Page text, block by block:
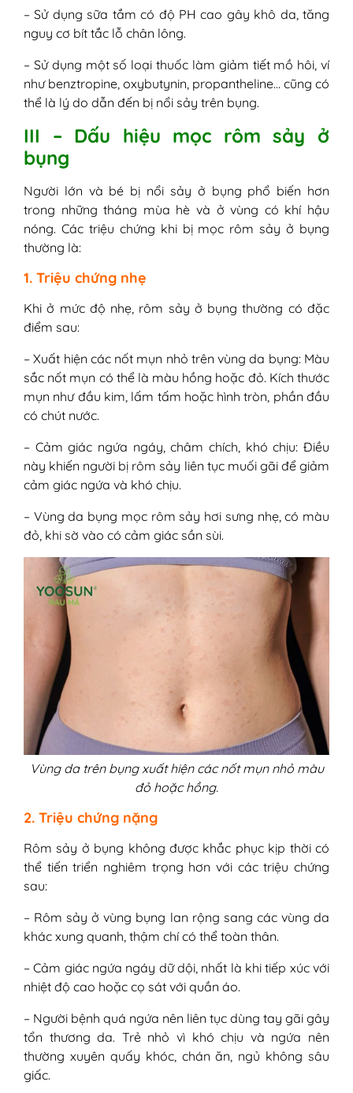
– Sử dụng sữa tắm có độ PH cao gây khô da, tăng
nguy cơ bít tắc lỗ chân lông.
– Sử dụng một số loại thuốc làm giảm tiết mồ hôi, ví
như benztropine, oxybutynin, propantheline… cũng có
thể là lý do dẫn đến bị nổi sảy trên bụng.
III – Dấu hiệu mọc rôm sảy ở
bụng
Người lớn và bé bị nổi sảy ở bụng phổ biến hơn
trong những tháng mùa hè và ở vùng có khí hậu
nóng. Các triệu chứng khi bị mọc rôm sảy ở bụng
thường là:
1. Triệu chứng nhẹ
Khi ở mức độ nhẹ, rôm sảy ở bụng thường có đặc
điểm sau:
– Xuất hiện các nốt mụn nhỏ trên vùng da bụng: Màu
sắc nốt mụn có thể là màu hồng hoặc đỏ. Kích thước
mụn như đầu kim, lấm tấm hoặc hình tròn, phần đầu
có chút nước.
– Cảm giác ngứa ngáy, châm chích, khó chịu: Điều
này khiến người bị rôm sảy liên tục muối gãi để giảm
cảm giác ngứa và khó chịu.
– Vùng da bụng mọc rôm sảy hơi sưng nhẹ, có màu
đỏ, khi sờ vào có cảm giác sần sùi.
Vùng da trên bụng xuất hiện các nốt mụn nhỏ màu
đỏ hoặc hồng.
2. Triệu chứng nặng
Rôm sảy ở bụng không được khắc phục kịp thời có
thể tiến triển nghiêm trọng hơn với các triệu chứng
sau:
– Rôm sảy ở vùng bụng lan rộng sang các vùng da
khác xung quanh, thậm chí có thể toàn thân.
– Cảm giác ngứa ngáy dữ dội, nhất là khi tiếp xúc với
nhiệt độ cao hoặc cọ sát với quần áo.
– Người bệnh quá ngứa nên liên tục dùng tay gãi gây
tổn thương da. Trẻ nhỏ vì khó chịu và ngứa nên
thường xuyên quấy khóc, chán ăn, ngủ không sâu
giấc.